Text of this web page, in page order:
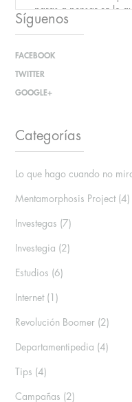
paras a pensar en lo
dices, en lo que escuchas
tu cabeza retumba
un PEROWHAT.
Síguenos
FACEBOOK
TWITTER
GOOGLE+
Categorías
Lo que hago cuando no
Mentamorphosis Project (4)
Investegas (7)
Investegia (2)
Estudios (6)
Internet (1)
Revolución Boomer (2)
Departamentipedia (4)
Tips (4)
Campañas (2)